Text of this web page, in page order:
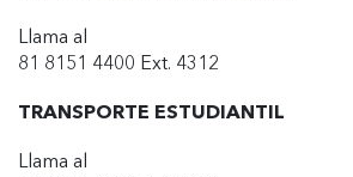
Llama al
81 8151 4400 Ext. 4312
TRANSPORTE ESTUDIANTIL
Llama al